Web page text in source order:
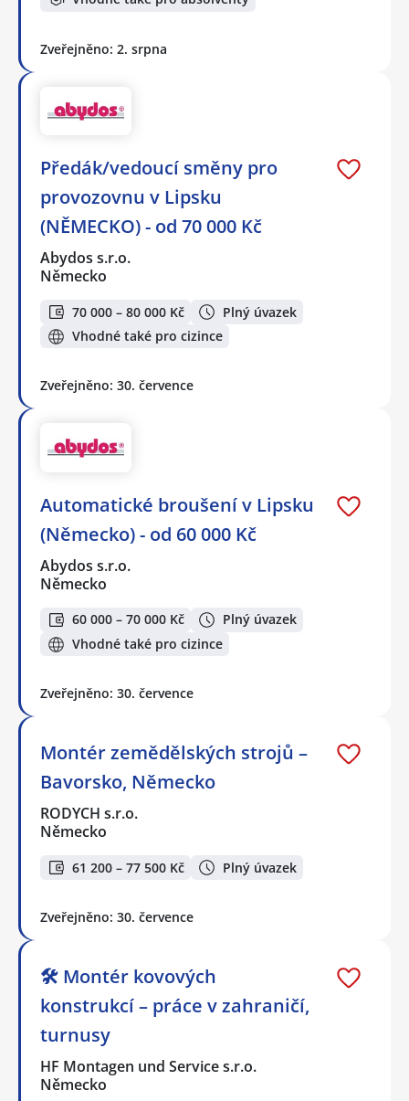
Zveřejněno: 2. srpna
Předák/vedoucí směny pro
provozovnu v Lipsku
(NĚMECKO) - od 70 000 Kč
Abydos s.r.o.
Německo
70 000 – 80 000 Kč
Plný úvazek
Vhodné také pro cizince
Zveřejněno: 30. července
Automatické broušení v Lipsku
(Německo) - od 60 000 Kč
Abydos s.r.o.
Německo
60 000 – 70 000 Kč
Plný úvazek
Vhodné také pro cizince
Zveřejněno: 30. července
Montér zemědělských strojů –
Bavorsko, Německo
RODYCH s.r.o.
Německo
61 200 – 77 500 Kč Plný úvazek
Zveřejněno: 30. července
🛠️ Montér kovových
konstrukcí – práce v zahraničí,
turnusy
HF Montagen und Service s.r.o.
Německo